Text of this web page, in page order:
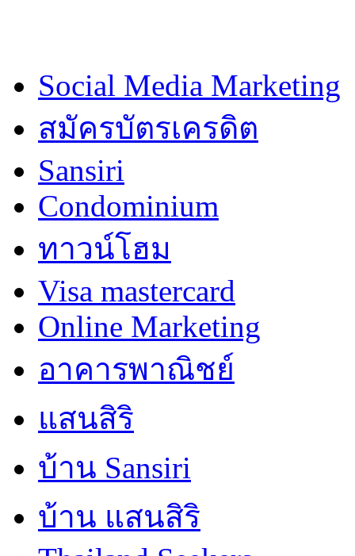
Social Media Marketing
สมัครบัตรเครดิต
Sansiri
Condominium
ทาวน์โฮม
Visa mastercard
Online Marketing
อาคารพาณิชย์
แสนสิริ
บ้าน Sansiri
บ้าน แสนสิริ